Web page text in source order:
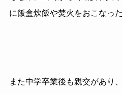
に飯盒炊飯や焚火をおこなっ
また中学卒業後も親交があり